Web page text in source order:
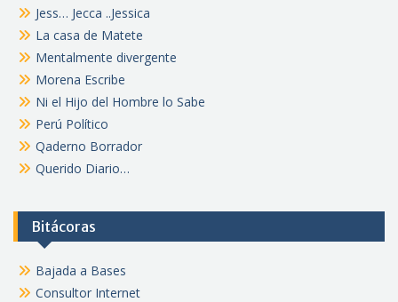
Jess… Jecca ..Jessica
La casa de Matete
Mentalmente divergente
Morena Escribe
Ni el Hijo del Hombre lo Sabe
Perú Político
Qaderno Borrador
Querido Diario…
Bitácoras
Bajada a Bases
Consultor Internet